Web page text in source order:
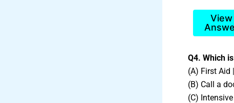
View
Q4. Which
(A) First Aid |
(B) Call a
(C)